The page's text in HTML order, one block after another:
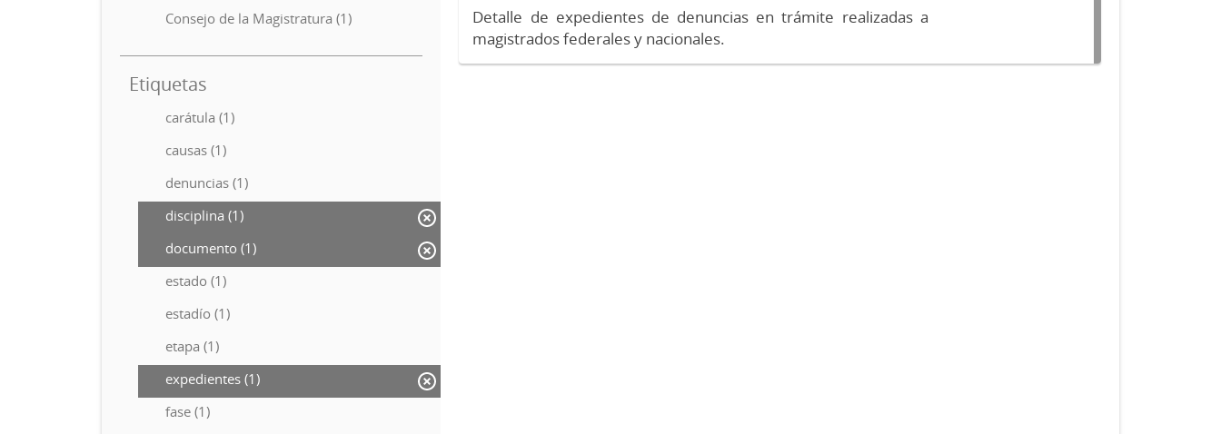
Consejo de la Magistratura (1)
Etiquetas
carátula (1)
causas (1)
denuncias (1)
disciplina (1)
documento (1)
estado (1)
estadío (1)
etapa (1)
expedientes (1)
fase (1)
Detalle de expedientes de denuncias en trámite realizadas a
magistrados federales y nacionales.